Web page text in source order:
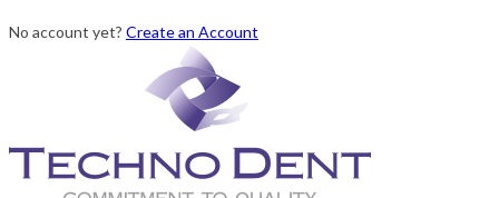
No account yet? Create an Account